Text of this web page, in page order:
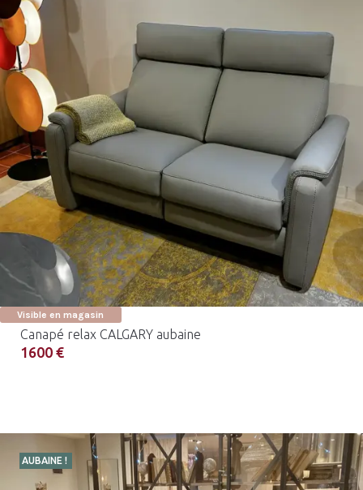
Visible en magasin
Canapé relax CALGARY aubaine
1600 €
AUBAINE !